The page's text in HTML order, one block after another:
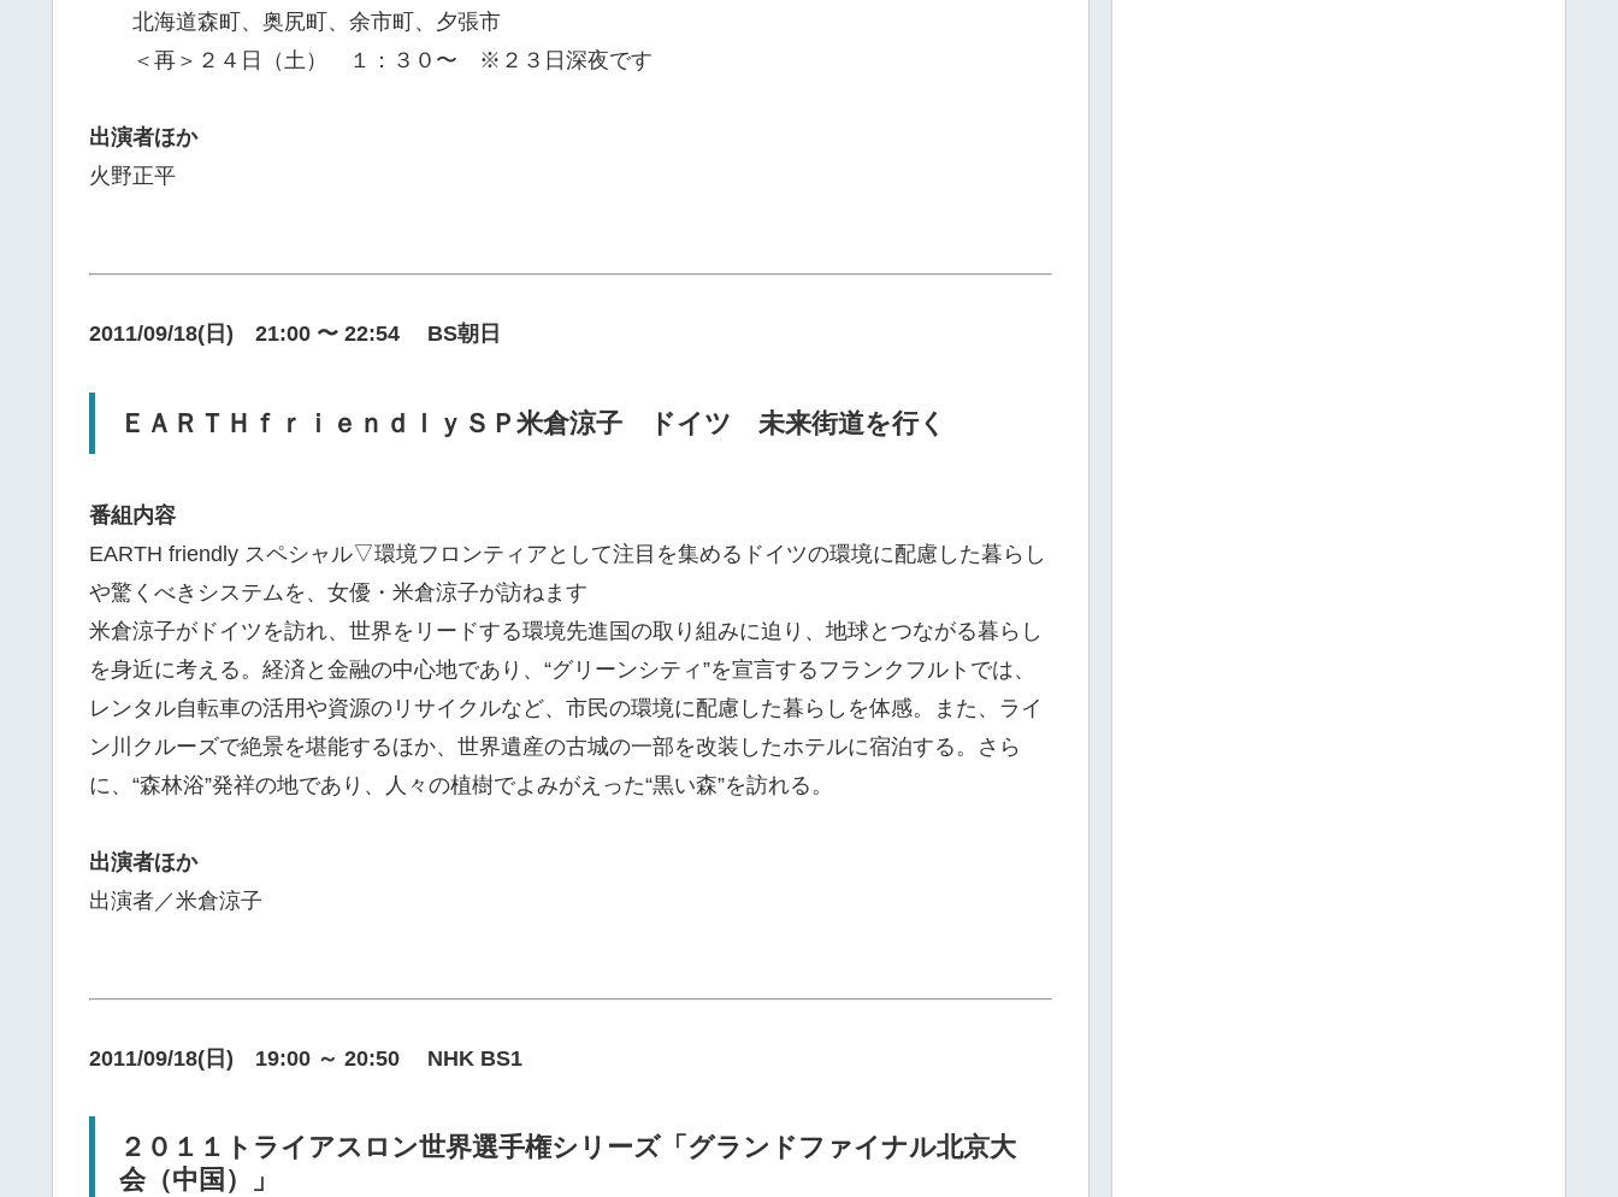
北海道森町、奥尻町、余市町、夕張市
＜再＞２４日（土） １：３０〜 ※２３日深夜です
出演者ほか
火野正平
2011/09/18(日) 21:00 〜 22:54 BS朝日
ＥＡＲＴＨｆｒｉｅｎｄｌｙＳＰ米倉涼子 ドイツ 未来街道を行く
番組内容
EARTH friendly スペシャル▽環境フロンティアとして注目を集めるドイツの環境に配慮した暮らし
や驚くべきシステムを、女優・米倉涼子が訪ねます
米倉涼子がドイツを訪れ、世界をリードする環境先進国の取り組みに迫り、地球とつながる暮らし
を身近に考える。経済と金融の中心地であり、“グリーンシティ”を宣言するフランクフルトでは、
レンタル自転車の活用や資源のリサイクルなど、市民の環境に配慮した暮らしを体感。また、ライ
ン川クルーズで絶景を堪能するほか、世界遺産の古城の一部を改装したホテルに宿泊する。さら
に、“森林浴”発祥の地であり、人々の植樹でよみがえった“黒い森”を訪れる。
出演者ほか
出演者／米倉涼子
2011/09/18(日) 19:00 ～ 20:50 NHK BS1
２０１１トライアスロン世界選手権シリーズ「グランドファイナル北京大
会（中国）」